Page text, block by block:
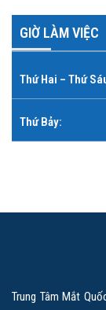
GIỜ LÀM VIỆC
Thứ Hai – Thứ
Thứ Bảy:
Trung Tâm Mắt